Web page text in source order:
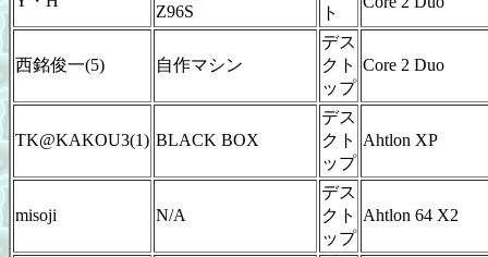
Z96S
ト
西銘俊一(5) 自作マシン
デス
クト
ップ
Core 2 Duo
TK@KAKOU3(1) BLACK BOX
デス
クト
ップ
Ahtlon XP
misoji N/A
デス
クト
ップ
Ahtlon 64 X2